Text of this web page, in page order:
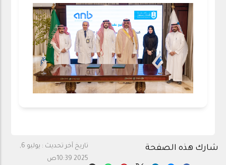
تاريخ آخر تحديث :
يوليو 6,
2025 10:39ص
شارك هذه الصفحة